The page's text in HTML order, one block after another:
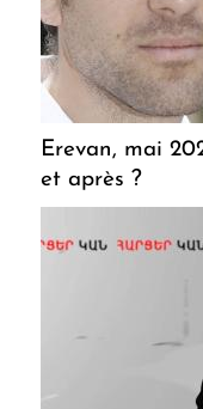
Erevan, mai
et après ?